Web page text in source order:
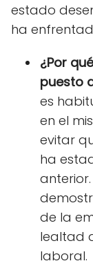
estado
ha
¿Por
puesto
es
en el
evitar
ha
de la
lealtad
laboral.